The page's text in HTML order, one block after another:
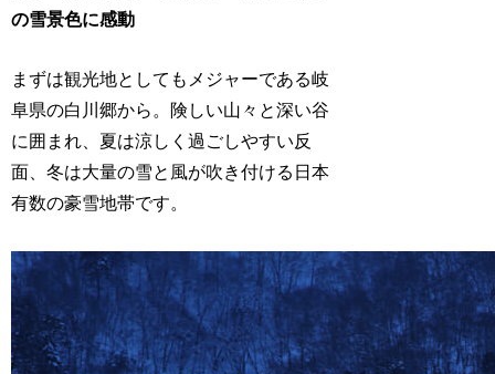
の雪景色に感動
まずは観光地としてもメジャーである岐
阜県の白川郷から。険しい山々と深い谷
に囲まれ、夏は涼しく過ごしやすい反
面、冬は大量の雪と風が吹き付ける日本
有数の豪雪地帯です。